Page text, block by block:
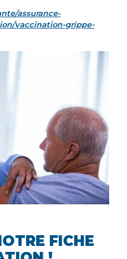
assurance-
vaccination-grippe-
FICHE